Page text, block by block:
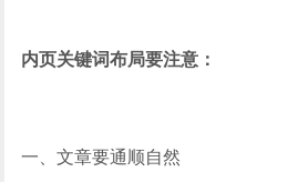
内页关键词布局要注意：
一、文章要通顺自然